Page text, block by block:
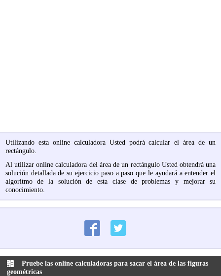
Utilizando esta online calculadora Usted podrá calcular el área de un
rectángulo.
Al utilizar online calculadora del área de un rectángulo Usted obtendrá una
solución detallada de su ejercicio paso a paso que le ayudará a entender el
algoritmo de la solución de esta clase de problemas y mejorar su
conocimiento.
Pruebe las online calculadoras para sacar el área de las figuras
geométricas